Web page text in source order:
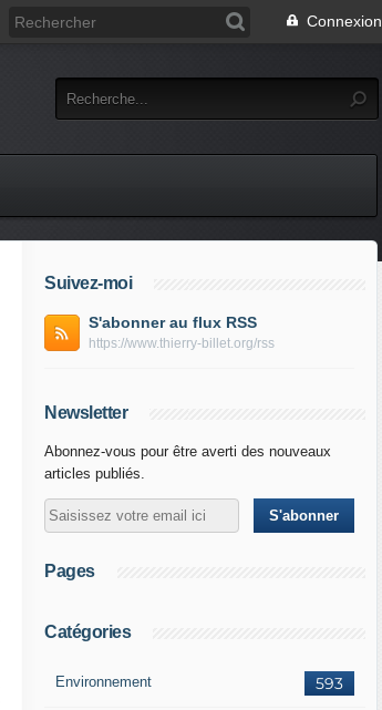
Connexion
Suivez-moi
S'abonner au flux RSS
https://www.thierry-billet.org/rss
Newsletter
Abonnez-vous pour être averti des nouveaux
articles publiés.
Pages
Catégories
593
Environnement